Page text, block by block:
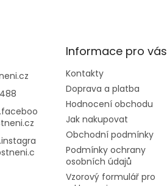
Informace pro vás
Kontakty
Doprava a platba
Hodnocení obchodu
Jak nakupovat
Obchodní podmínky
Podmínky ochrany
osobních údajů
Vzorový formulář pro